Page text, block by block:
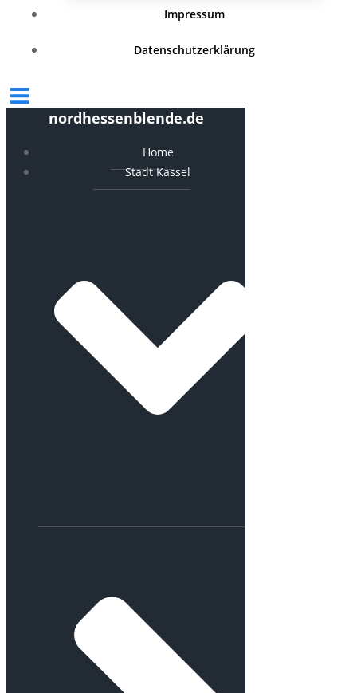
Impressum
Datenschutzerklärung
nordhessenblende.de
Home
Stadt Kassel